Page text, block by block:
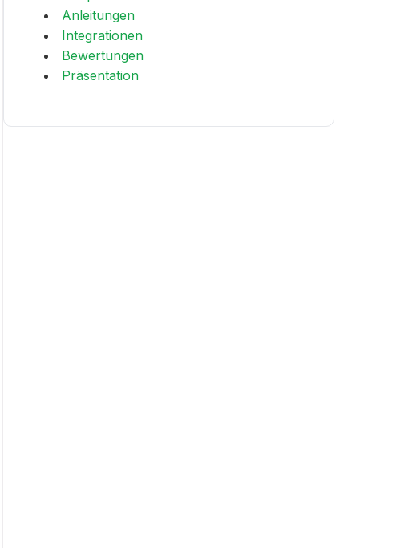
Anleitungen
Integrationen
Bewertungen
Präsentation